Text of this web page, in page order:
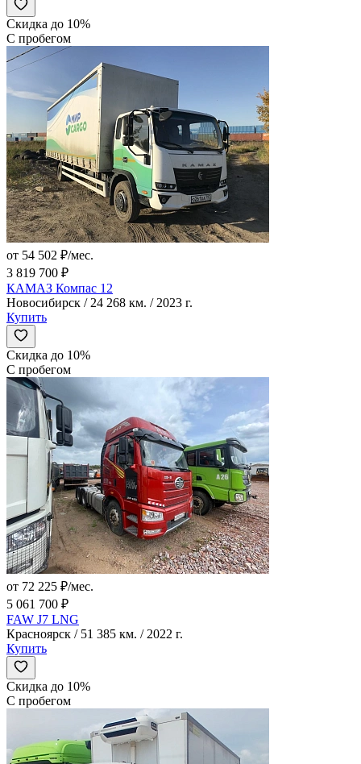
Скидка до 10%
С пробегом
от 54 502 ₽/мес.
3 819 700 ₽
КАМАЗ Компас 12
Новосибирск / 24 268 км. / 2023 г.
Купить
Скидка до 10%
С пробегом
от 72 225 ₽/мес.
5 061 700 ₽
FAW J7 LNG
Красноярск / 51 385 км. / 2022 г.
Купить
Скидка до 10%
С пробегом